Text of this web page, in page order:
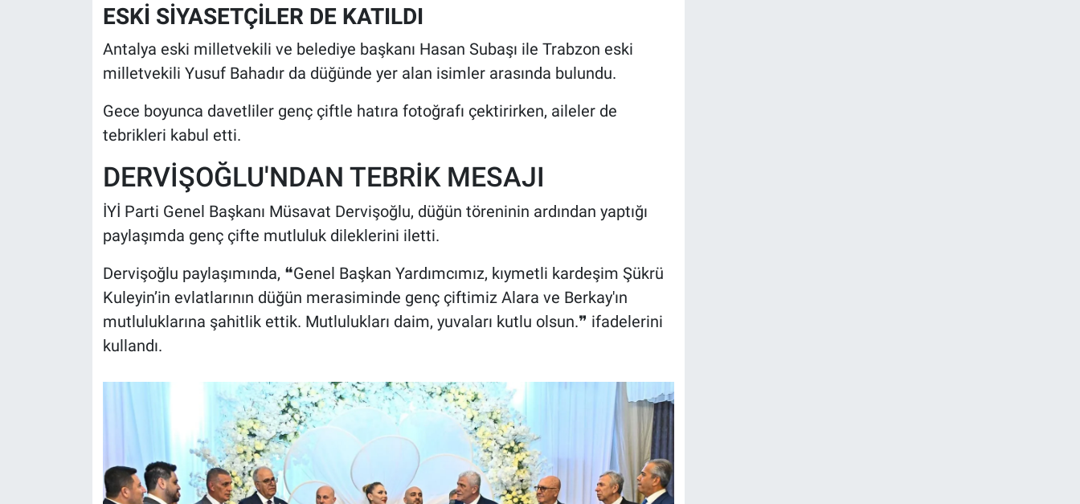
ESKİ SİYASETÇİLER DE KATILDI
Antalya eski milletvekili ve belediye başkanı Hasan Subaşı ile Trabzon eski
milletvekili Yusuf Bahadır da düğünde yer alan isimler arasında bulundu.
Gece boyunca davetliler genç çiftle hatıra fotoğrafı çektirirken, aileler de
tebrikleri kabul etti.
DERVİŞOĞLU'NDAN TEBRİK MESAJI
İYİ Parti Genel Başkanı Müsavat Dervişoğlu, düğün töreninin ardından yaptığı
paylaşımda genç çifte mutluluk dileklerini iletti.
Dervişoğlu paylaşımında, ❝Genel Başkan Yardımcımız, kıymetli kardeşim Şükrü
Kuleyin’in evlatlarının düğün merasiminde genç çiftimiz Alara ve Berkay'ın
mutluluklarına şahitlik ettik. Mutlulukları daim, yuvaları kutlu olsun.❞ ifadelerini
kullandı.